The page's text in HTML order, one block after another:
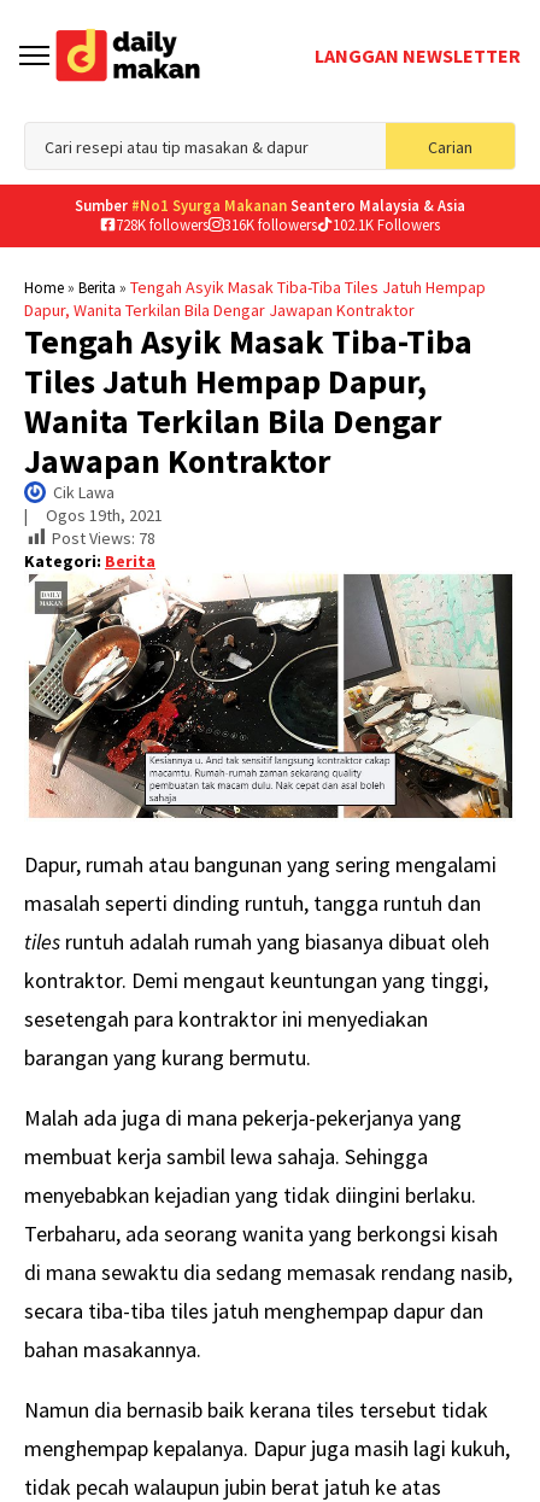
LANGGAN NEWSLETTER
Carian
for:
Sumber #No1 Syurga MakananSeantero Malaysia & Asia
728K followers
316K followers 102.1K Followers
Home» Berita » Tengah Asyik Masak Tiba-Tiba Tiles Jatuh Hempap
Dapur, Wanita Terkilan Bila Dengar Jawapan Kontraktor
Tengah Asyik Masak Tiba-Tiba
Tiles Jatuh Hempap Dapur,
Wanita Terkilan Bila Dengar
Jawapan Kontraktor
Cik Lawa
| Ogos 19th, 2021
Post Views: 78
Kategori: Berita
Dapur, rumah atau bangunan yang sering mengalami
masalah seperti dinding runtuh, tangga runtuh dan
tiles runtuh adalah rumah yang biasanya dibuat oleh
kontraktor. Demi mengaut keuntungan yang tinggi,
sesetengah para kontraktor ini menyediakan
barangan yang kurang bermutu.
Malah ada juga di mana pekerja-pekerjanya yang
membuat kerja sambil lewa sahaja. Sehingga
menyebabkan kejadian yang tidak diingini berlaku.
Terbaharu, ada seorang wanita yang berkongsi kisah
di mana sewaktu dia sedang memasak rendang nasib,
secara tiba-tiba tiles jatuh menghempap dapur dan
bahan masakannya.
Namun dia bernasib baik kerana tiles tersebut tidak
menghempap kepalanya. Dapur juga masih lagi kukuh,
tidak pecah walaupun jubin berat jatuh ke atas